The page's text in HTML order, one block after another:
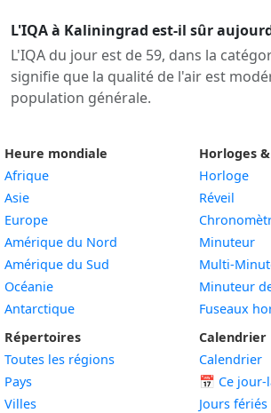
L'IQA à Kaliningrad est-il sûr
L'IQA du jour est de 59, dans la
signifie que la qualité de l'air est
population générale.
Heure mondiale
Afrique
Asie
Europe
Amérique du Nord
Amérique du Sud
Océanie
Antarctique
Répertoires
Toutes les régions
Pays
Villes
Horloges
Horloge
Réveil
Minuteur
Multi-
Minuteur
Fuseaux
Calendrier
Calendrier
📅 Ce jour-
Jours fériés